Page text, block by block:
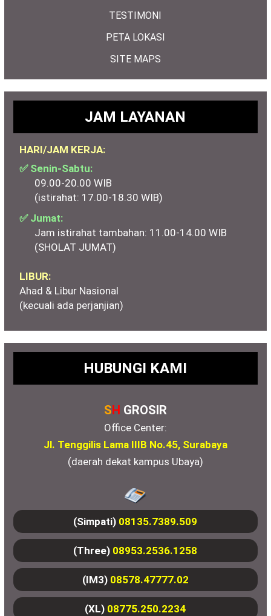
TESTIMONI
PETA LOKASI
SITE MAPS
JAM LAYANAN
HARI/JAM KERJA:
✅ Senin-Sabtu:
09.00-20.00 WIB
(istirahat: 17.00-18.30 WIB)
✅ Jumat:
Jam istirahat tambahan: 11.00-14.00 WIB
(SHOLAT JUMAT)
LIBUR:
Ahad & Libur Nasional
(kecuali ada perjanjian)
HUBUNGI KAMI
SH GROSIR
Office Center:
Jl. Tenggilis Lama IIIB No.45, Surabaya
(daerah dekat kampus Ubaya)
(Simpati) 08135.7389.509
(Three) 08953.2536.1258
(IM3) 08578.47777.02
(XL) 08775.250.2234